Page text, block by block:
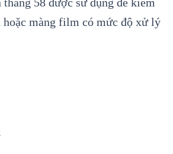
hoặc màng film có mức độ xử lý